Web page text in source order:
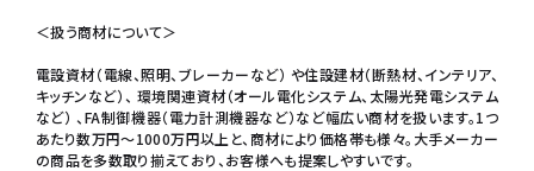
＜扱う商材について＞
電設資材（電線、照明、ブレーカーなど） や住設建材（断熱材、インテリア、
キッチンなど）、 環境関連資材（オール電化システム、太陽光発電システム
など） 、FA制御機器（電力計測機器など）など幅広い商材を扱います。1つ
あたり数万円～1000万円以上と、商材により価格帯も様々。大手メーカー
の商品を多数取り揃えており、お客様へも提案しやすいです。